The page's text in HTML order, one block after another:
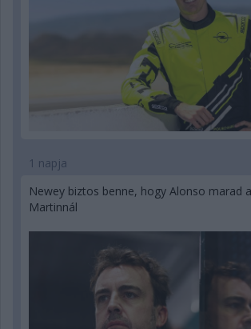
1 napja
Newey biztos benne, hogy Alonso marad
Martinnál